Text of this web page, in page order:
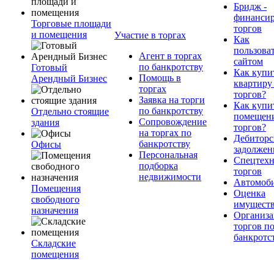
Торговые площади
и помещения
Готовый
Арендный Бизнес
Отдельно стоящие
здания
Офисы
Помещения
свободного
назначения
Складские
помещения
Участие в торгах
Агент в торгах
по банкротству
Помощь в
торгах
Заявка на торги
по банкротству
Сопровождение
на торгах по
банкротству
Персональная
подборка
недвижимости
Бридж -
торгов
Как
сайтом
Как
квартиру
торгов?
Как
торгов?
торгов
Оценка
торгов по